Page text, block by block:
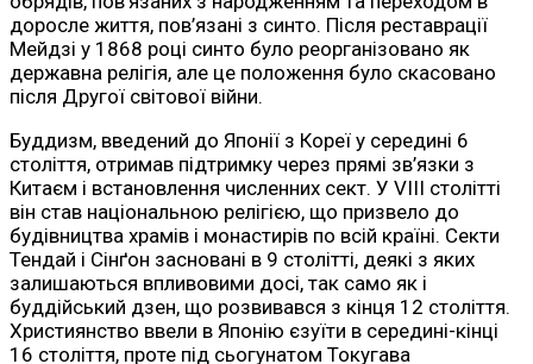
доросле життя, пов’язані з синто. Після реставрації
Мейдзі у 1868 році синто було реорганізовано як
державна релігія, але це положення було скасовано
після Другої світової війни.
Буддизм, введений до Японії з Кореї у середині 6
століття, отримав підтримку через прямі зв’язки з
Китаєм і встановлення численних сект. У VIII столітті
він став національною релігією, що призвело до
будівництва храмів і монастирів по всій країні. Секти
Тендай і Сінґон засновані в 9 столітті, деякі з яких
залишаються впливовими досі, так само як і
буддійський дзен, що розвивався з кінця 12 століття.
Християнство ввели в Японію єзуїти в середині-кінці
16 століття, проте під сьогунатом Токугава